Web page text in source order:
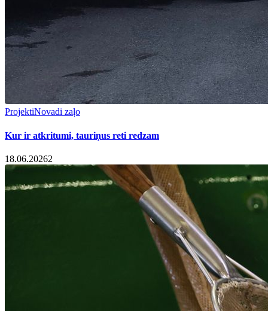
ProjektiNovadi zaļo
Kur ir atkritumi, tauriņus reti redzam
18.06.20262